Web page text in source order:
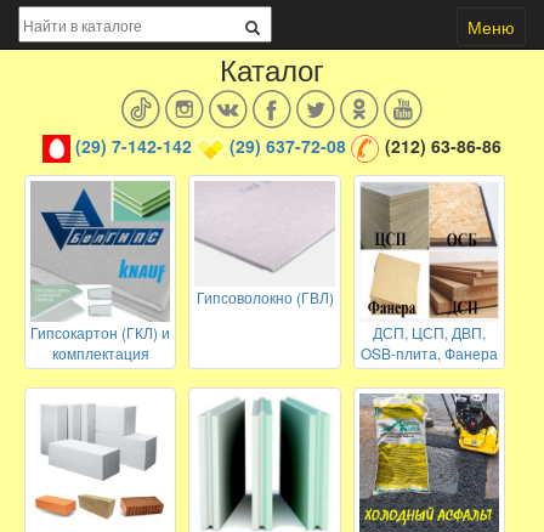
Меню
Каталог
(29) 7-142-142 (29) 637-72-08 (212) 63-86-86
Гипсокартон (ГКЛ) и
комплектация
Гипсоволокно (ГВЛ)
ДСП, ЦСП, ДВП,
OSB-плита, Фанера